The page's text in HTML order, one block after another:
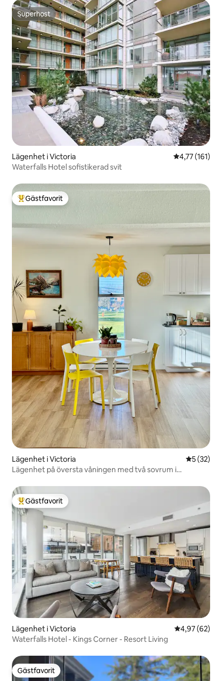
Superhost
Superhost
Lägenhet i Victoria 4,77 av 5 i
4,77 (161)
Waterfalls Hotel sofistikerad svit
Populär gästfavorit
Gästfavorit
Lägenhet i Victoria 5 av 5 i
5 (32)
Lägenhet på översta våningen med två sovrum i
Populär gästfavorit
Gästfavorit
Lägenhet i Victoria 4,97 av 5 i
4,97 (62)
Waterfalls Hotel - Kings Corner - Resort Living
Gästfavorit
Gästfavorit